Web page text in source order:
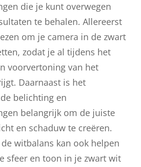
die je kunt overwegen
te behalen. Allereerst
om je camera in de zwart
zodat je al tijdens het
voorvertoning van het
Daarnaast is het
belichting en
belangrijk om de juiste
en schaduw te creëren.
witbalans kan ook helpen
sfeer en toon in je zwart wit